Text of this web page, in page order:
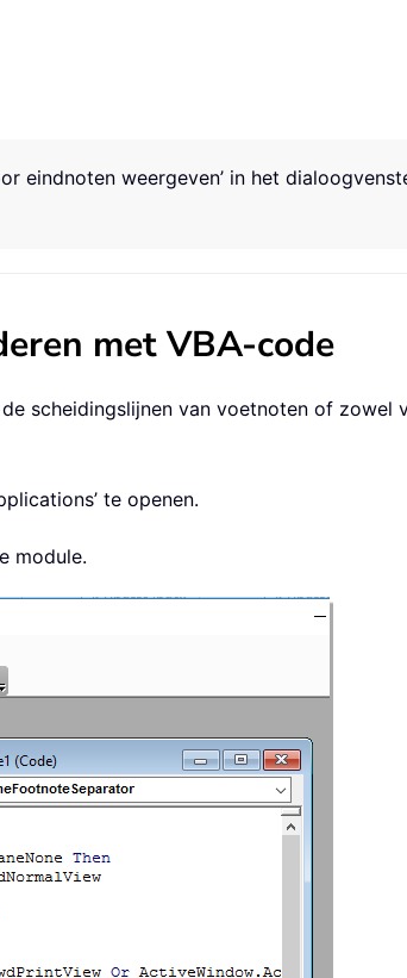
eindnoten weergeven’ in het
met VBA-code
scheidingslijnen van voetnoten of zowel
te openen.
module.